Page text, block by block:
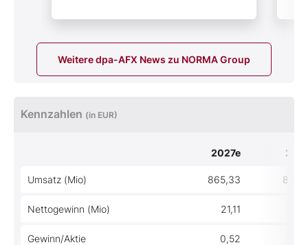
Weitere dpa-AFX News zu NORMA Group
Kennzahlen (in EUR)
2027e
Umsatz (Mio) 865,33
Nettogewinn (Mio) 21,11
Gewinn/Aktie 0,52